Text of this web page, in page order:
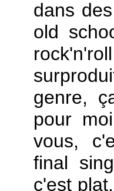
dans
old
genre,
pour
vous,
final
c'est